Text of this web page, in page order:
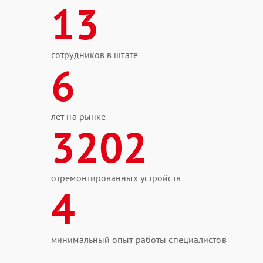
13
сотрудников в штате
6
лет на рынке
3202
отремонтированных устройств
4
минимальный опыт работы специалистов